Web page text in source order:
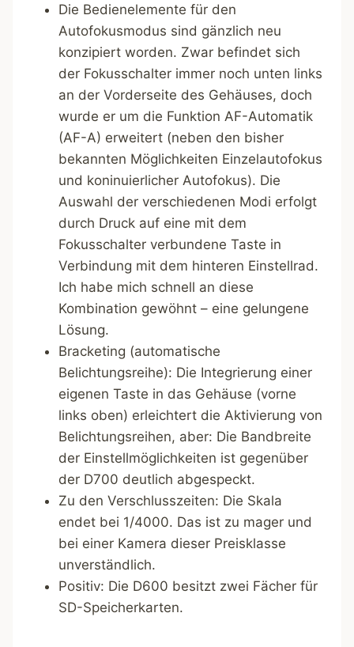
Die Bedienelemente für den
Autofokusmodus sind gänzlich neu
konzipiert worden. Zwar befindet sich
der Fokusschalter immer noch unten links
an der Vorderseite des Gehäuses, doch
wurde er um die Funktion AF-Automatik
(AF-A) erweitert (neben den bisher
bekannten Möglichkeiten Einzelautofokus
und koninuierlicher Autofokus). Die
Auswahl der verschiedenen Modi erfolgt
durch Druck auf eine mit dem
Fokusschalter verbundene Taste in
Verbindung mit dem hinteren Einstellrad.
Ich habe mich schnell an diese
Kombination gewöhnt – eine gelungene
Lösung.
Bracketing (automatische
Belichtungsreihe): Die Integrierung einer
eigenen Taste in das Gehäuse (vorne
links oben) erleichtert die Aktivierung von
Belichtungsreihen, aber: Die Bandbreite
der Einstellmöglichkeiten ist gegenüber
der D700 deutlich abgespeckt.
Zu den Verschlusszeiten: Die Skala
endet bei 1/4000. Das ist zu mager und
bei einer Kamera dieser Preisklasse
unverständlich.
Positiv: Die D600 besitzt zwei Fächer für
SD-Speicherkarten.